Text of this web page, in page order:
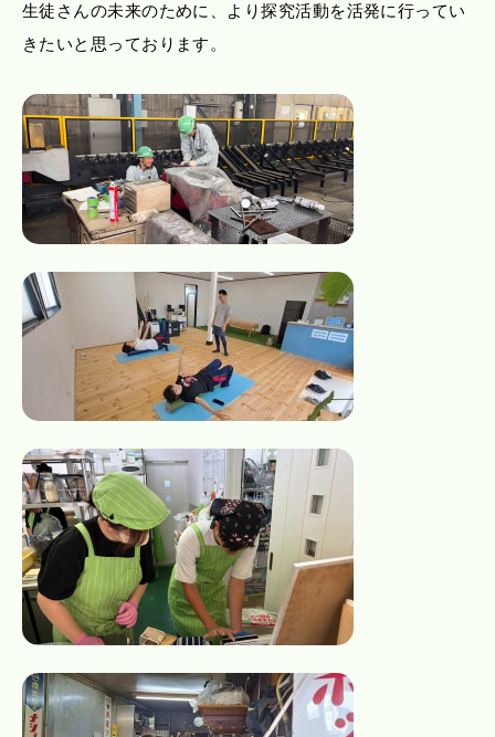
生徒さんの未来のために、より探究活動を活発に行ってい
きたいと思っております。